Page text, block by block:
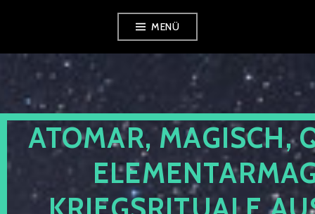
springen
MENÜ
ATOMAR, MAGISCH,